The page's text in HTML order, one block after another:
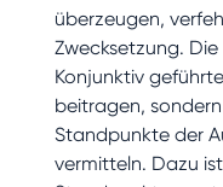
überzeugen,
Zwecksetzung.
Konjunktiv
beitragen,
Standpunkte der
vermitteln. Dazu